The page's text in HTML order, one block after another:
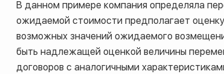
В данном примере компания определяла
ожидаемой стоимости предполагает
возможных значений ожидаемого
быть надлежащей оценкой величины
договоров с аналогичными